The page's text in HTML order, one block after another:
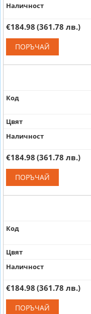
Наличност
€184.98 (361.78 лв.)
ПОРЪЧАЙ
Код
Цвят
Наличност
€184.98 (361.78 лв.)
ПОРЪЧАЙ
Код
Цвят
Наличност
€184.98 (361.78 лв.)
ПОРЪЧАЙ